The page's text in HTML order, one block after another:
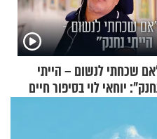
שכחתי לנשום – הייתי
יוחאי לוי בסיפור חיים